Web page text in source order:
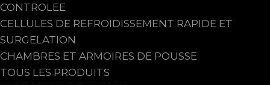
CONTROLEE
CELLULES DE REFROIDISSEMENT RAPIDE ET
SURGELATION
CHAMBRES ET ARMOIRES DE POUSSE
TOUS LES PRODUITS